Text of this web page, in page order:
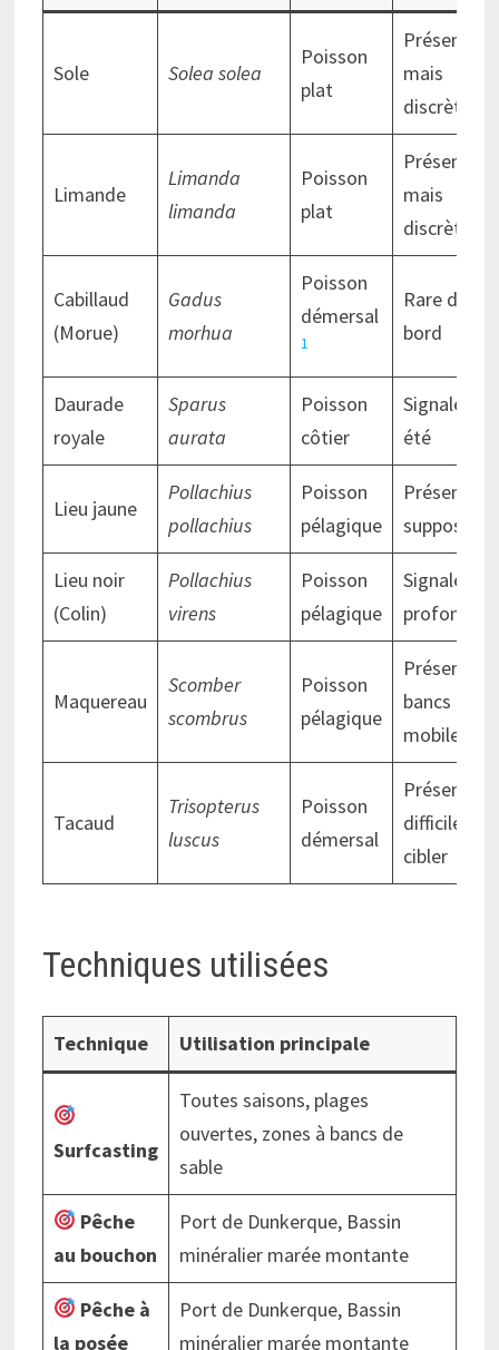
Sole Solea solea
Poisson
plat
Présente
mais
discrète
Limande
Limanda
limanda
Poisson
plat
Présente
mais
discrète
Cabillaud
(Morue)
Gadus
morhua
Poisson
démersal
1
Rare du
bord
Daurade
royale
Sparus
aurata
Poisson
côtier
Signalée en
été
Lieu jaune
Pollachius
pollachius
Poisson
pélagique
Présence
supposée
Lieu noir
(Colin)
Pollachius
virens
Poisson
pélagique
Signalé en
profondeur
Maquereau
Scomber
scombrus
Poisson
pélagique
Présent en
bancs
mobiles
Tacaud
Trisopterus
luscus
Poisson
démersal
Présent,
difficile à
cibler
Techniques utilisées
Technique Utilisation principale
Surfcasting
Toutes saisons, plages
ouvertes, zones à bancs de
sable
Pêche
au bouchon
Port de Dunkerque, Bassin
minéralier marée montante
Pêche à
la posée
Port de Dunkerque, Bassin
minéralier marée montante